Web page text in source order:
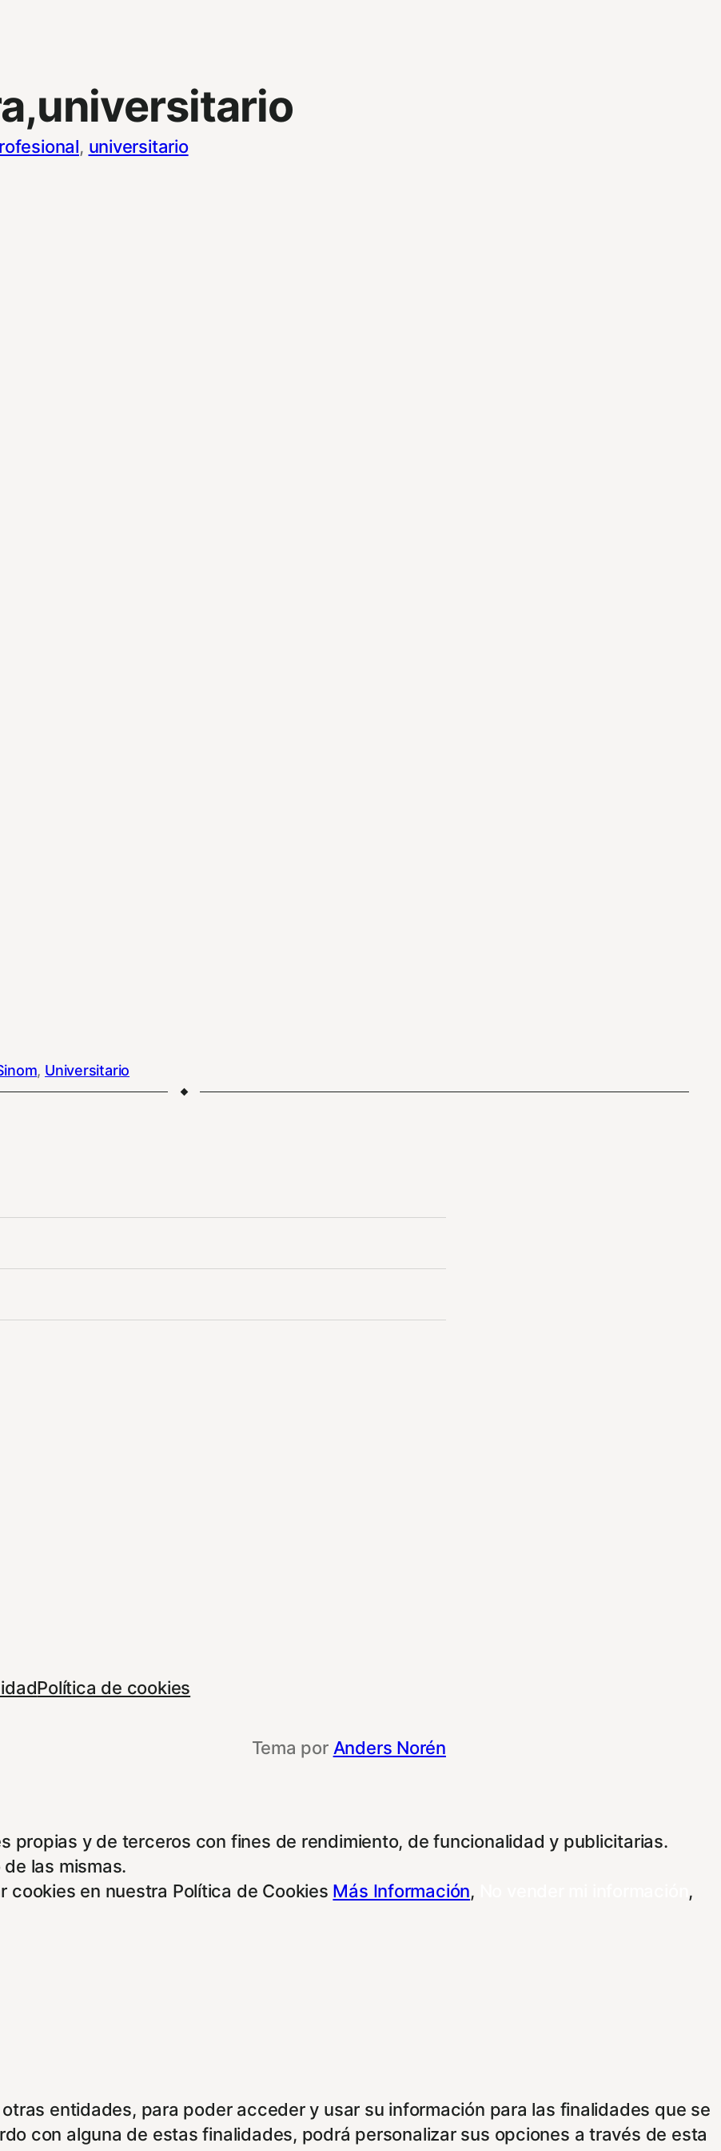
, universitario
, Universitario
Política de cookies
Tema por Anders Norén
propias y de terceros con fines de rendimiento, de funcionalidad y publicitarias.
las mismas.
cookies en nuestra Política de Cookies Más Información,
,
entidades, para poder acceder y usar su información para las finalidades que se
con alguna de estas finalidades, podrá personalizar sus opciones a través de esta